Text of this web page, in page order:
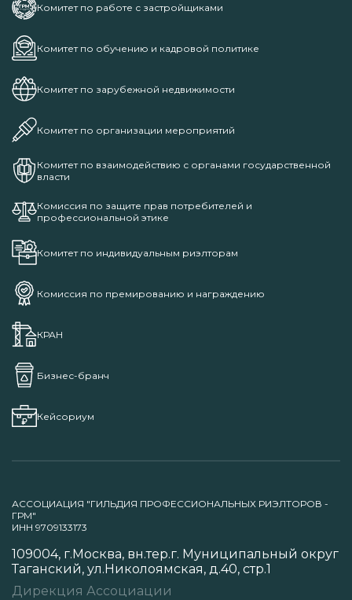
Комитет по работе с застройщиками
Комитет по обучению и кадровой политике
Комитет по зарубежной недвижимости
Комитет по организации мероприятий
Комитет по взаимодействию с органами государственной
власти
Комиссия по защите прав потребителей и
профессиональной этике
Комитет по индивидуальным риэлторам
Комиссия по премированию и награждению
КРАН
Бизнес-бранч
Кейсориум
АССОЦИАЦИЯ "ГИЛЬДИЯ ПРОФЕССИОНАЛЬНЫХ РИЭЛТОРОВ -
ГРМ"
ИНН 9709133173
109004, г.Москва, вн.тер.г. Муниципальный округ
Таганский, ул.Николоямская, д.40, стр.1
Дирекция Ассоциации